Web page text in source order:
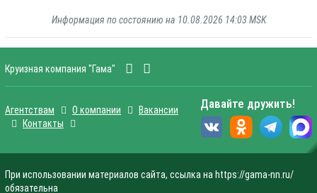
Информация по состоянию на 10.08.2026 14:03 MSK
Круизная компания "Гама"
Агентствам О компании
Вакансии
Контакты
Давайте дружить!
При использовании материалов сайта, ссылка на https://gama-nn.ru/
обязательна